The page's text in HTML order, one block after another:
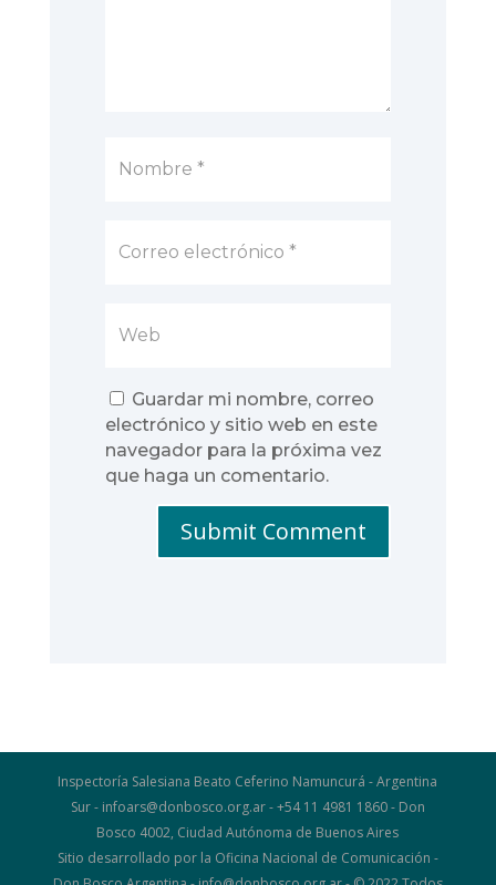
Guardar mi nombre, correo
electrónico y sitio web en este
navegador para la próxima vez
que haga un comentario.
Submit Comment
Inspectoría Salesiana Beato Ceferino Namuncurá - Argentina
Sur - infoars@donbosco.org.ar - +54 11 4981 1860 - Don
Bosco 4002, Ciudad Autónoma de Buenos Aires
Sitio desarrollado por la Oficina Nacional de Comunicación -